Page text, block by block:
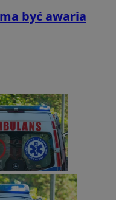
być awaria